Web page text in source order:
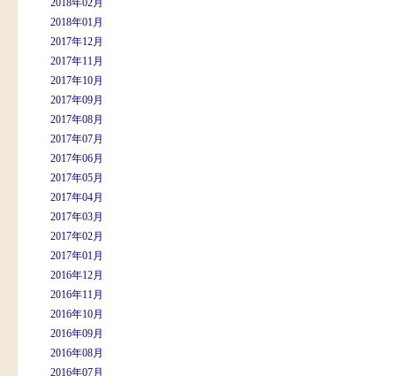
2018年02月
2018年01月
2017年12月
2017年11月
2017年10月
2017年09月
2017年08月
2017年07月
2017年06月
2017年05月
2017年04月
2017年03月
2017年02月
2017年01月
2016年12月
2016年11月
2016年10月
2016年09月
2016年08月
2016年07月